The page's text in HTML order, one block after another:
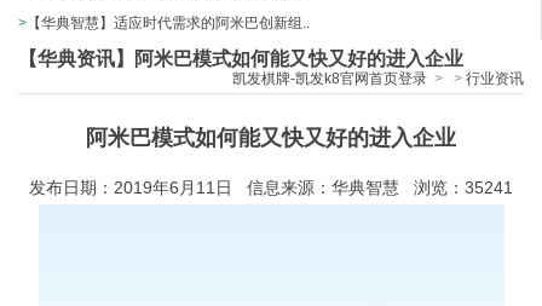
> 【华典智慧】适应时代需求的阿米巴创新组..
【华典资讯】阿米巴模式如何能又快又好的进入企业
凯发棋牌-凯发k8官网首页登录 > > 行业资讯
阿米巴模式如何能又快又好的进入企业
发布日期：2019年6月11日 信息来源：华典智慧 浏览：35241